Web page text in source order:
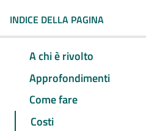
INDICE DELLA PAGINA
A chi è rivolto
Approfondimenti
Come fare
Costi